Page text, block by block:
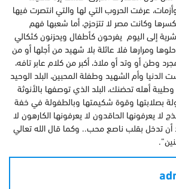
عرفت الحروب التي لها والتي انتصرت فيها
وكانت مصر لا تتزحزح، أما شعبها فهم
إلى اليوم يفرحون كأطفال ويحزنون كثكالي
ومرارها فلا عائلة بلا شهيد من أجلها أو من
وطن أو وتد أو ملاذ، أكبر من كلام عابر تافه،
وأم الشهيد وطفلة المحبين، البلد الوحيد
أهله تحضنك، البلد الذي توصفها بالأنوثة
بصلابتها وقوة شكيمتها وبالطفولة في خفة
لا يعرفونها الحاقدون لا يعرفونها الكارهون لا
أن تدخل بقلب ناصع محب.. وكما قال الله تعالي